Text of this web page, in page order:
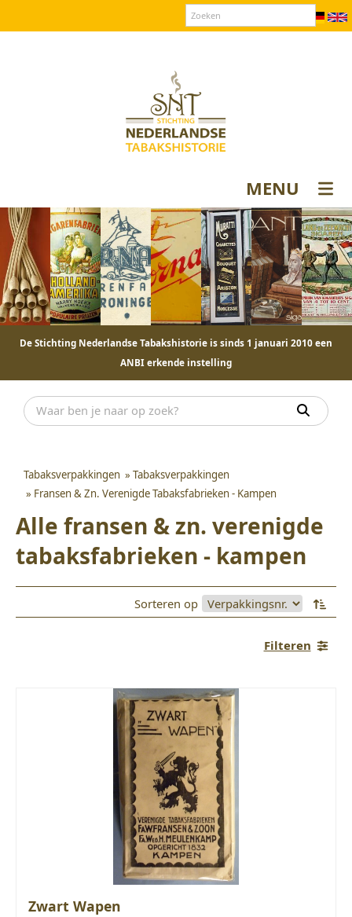
MENU
De Stichting Nederlandse Tabakshistorie is sinds 1 januari 2010 een
ANBI erkende instelling
Tabaksverpakkingen » Tabaksverpakkingen
» Fransen & Zn. Verenigde Tabaksfabrieken - Kampen
Alle fransen & zn. verenigde
tabaksfabrieken - kampen
Sorteren op
Filteren
Zwart Wapen